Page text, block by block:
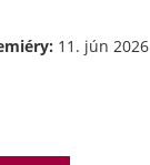
11. jún 2026